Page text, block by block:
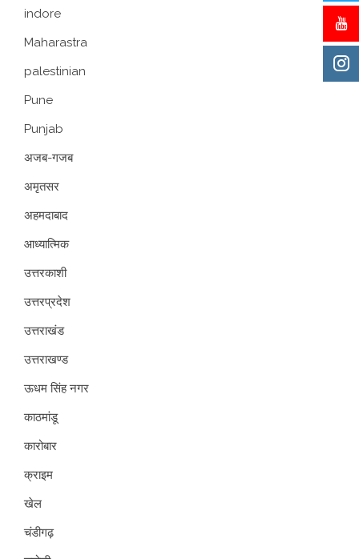
indore
Maharastra
palestinian
Pune
Punjab
अजब-गजब
अमृतसर
अहमदाबाद
आध्यात्मिक
उत्तरकाशी
उत्तरप्रदेश
उत्तराखंड
उत्तराखण्ड
ऊधम सिंह नगर
काठमांडू
कारोबार
क्राइम
खेल
चंडीगढ़